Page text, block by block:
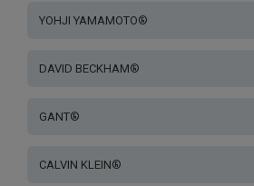
YOHJI YAMAMOTO®
DAVID BECKHAM®
GANT®
CALVIN KLEIN®